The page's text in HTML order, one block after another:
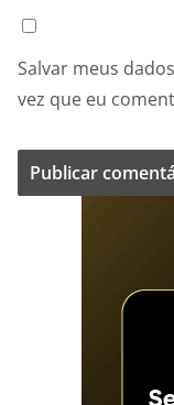
Salvar meus
vez que eu